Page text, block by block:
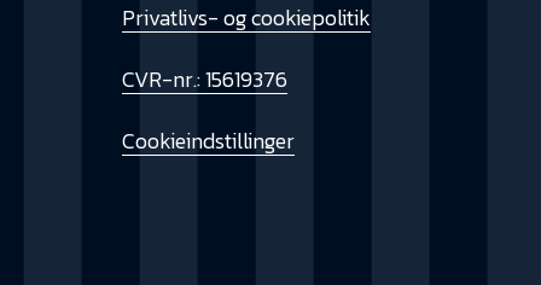
Privatlivs- og cookiepolitik
CVR-nr.: 15619376
Cookieindstillinger